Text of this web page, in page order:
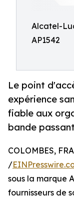
Alcatel-
AP1542
Le point
expérience
fiable aux
bande
COLOMBES,
/
sous la marque
fournisseurs de